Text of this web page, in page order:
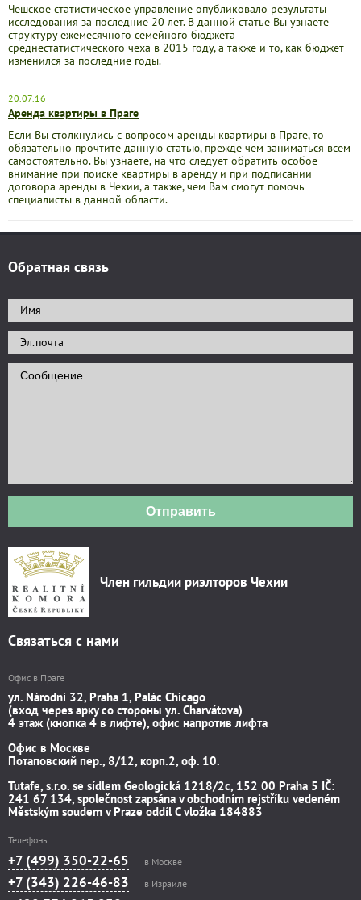
Чешское статистическое управление опубликовало результаты
исследования за последние 20 лет. В данной статье Вы узнаете
структуру ежемесячного семейного бюджета
среднестатистического чеха в 2015 году, а также и то, как бюджет
изменился за последние годы.
20.07.16
Аренда квартиры в Праге
Если Вы столкнулись с вопросом аренды квартиры в Праге, то
обязательно прочтите данную статью, прежде чем заниматься всем
самостоятельно. Вы узнаете, на что следует обратить особое
внимание при поиске квартиры в аренду и при подписании
договора аренды в Чехии, а также, чем Вам смогут помочь
специалисты в данной области.
Обратная связь
Отправить
Член гильдии риэлторов Чехии
Связаться с нами
Офис в Праге
ул. Národní 32, Praha 1, Palác Chicago
(вход через арку со стороны ул. Charvátova)
4 этаж (кнопка 4 в лифте), офис напротив лифта
Офис в Москве
Потаповский пер., 8/12, корп.2, оф. 10.
Tutafe, s.r.o. se sídlem Geologická 1218/2c, 152 00 Praha 5 IČ:
241 67 134, společnost zapsána v obchodním rejstříku vedeném
Městským soudem v Praze oddíl C vložka 184883
Телефоны
+7 (499) 350-22-65 в Москве
+7 (343) 226-46-83 в Израиле